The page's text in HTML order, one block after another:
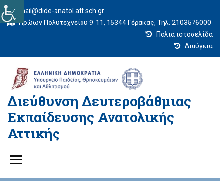
mail@dide-anatol.att.sch.gr
Ηρώων Πολυτεχνείου 9-11, 15344 Γέρακας, Τηλ. 2103576000
Παλιά ιστοσελίδα
Διαύγεια
Διεύθυνση Δευτεροβάθμιας
Εκπαίδευσης Ανατολικής
Αττικής